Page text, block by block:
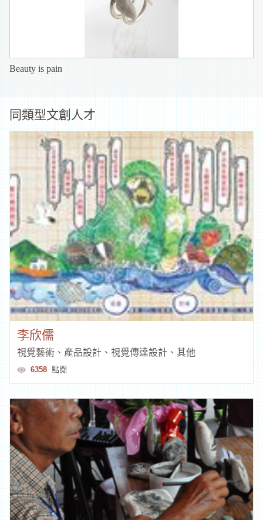
Beauty is pain
同類型文創人才
李欣儒
視覺藝術、產品設計、視覺傳達設計、其他
6358 點閱